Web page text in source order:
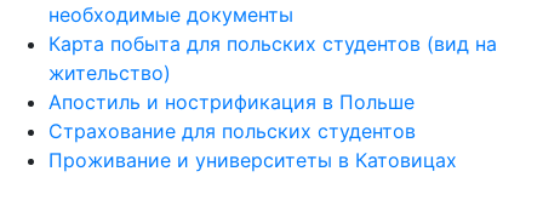
необходимые документы
Карта побыта для польских студентов (вид на
жительство)
Апостиль и нострификация в Польше
Страхование для польских студентов
Проживание и университеты в Катовицах